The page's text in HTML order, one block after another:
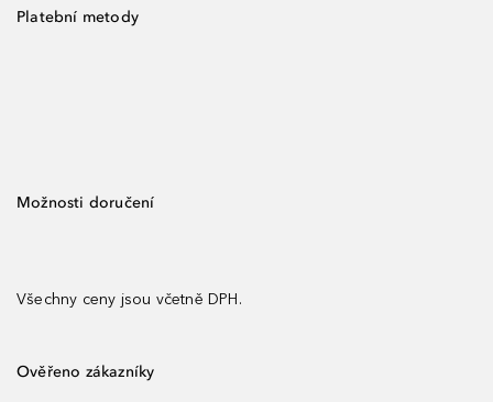
Platební metody
Možnosti doručení
Všechny ceny jsou včetně DPH.
Ověřeno zákazníky